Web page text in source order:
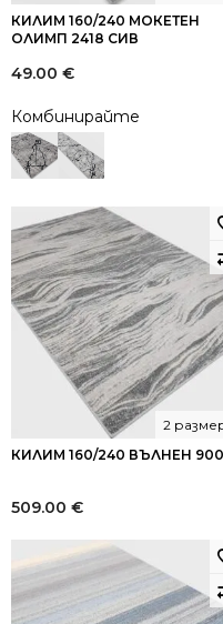
КИЛИМ 160/240 МОКЕТЕН
ОЛИМП 2418 СИВ
49.00 €
Комбинирайте
КИЛИМ 160/240 ВЪЛНЕН 900
2
509.00 €